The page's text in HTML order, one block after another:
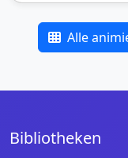
Alle
Bibliotheken